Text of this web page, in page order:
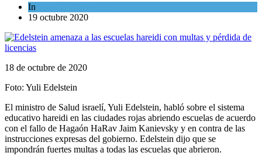
In
19 octubre 2020
18 de octubre de 2020
Foto: Yuli Edelstein
El ministro de Salud israelí, Yuli Edelstein, habló sobre el sistema
educativo hareidi en las ciudades rojas abriendo escuelas de acuerdo
con el fallo de Hagaón HaRav Jaim Kanievsky y en contra de las
instrucciones expresas del gobierno. Edelstein dijo que se
impondrán fuertes multas a todas las escuelas que abrieron.